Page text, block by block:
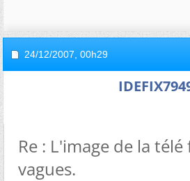
24/12/2007, 00h29
Re : L'image de la
vagues.